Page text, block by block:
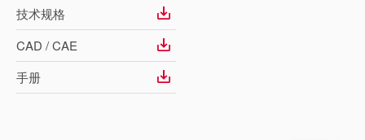
技术规格
CAD / CAE
手册